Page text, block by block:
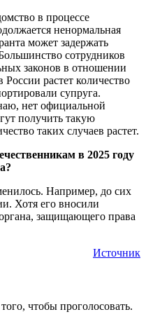
в процессе
ненормальная
может задержать
сотрудников
законов в отношении
России растет количество
супруга.
нет официальной
получить такую
таких случаев растет.
в 2025 году
Например, до сих
Хотя его вносили
защищающего права
Источник
того, чтобы проголосовать.